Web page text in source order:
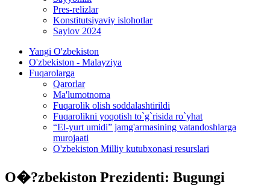
Pres-relizlar
Konstitutsiyaviy islohotlar
Saylov 2024
Yangi O'zbekiston
O'zbekiston - Malayziya
Fuqarolarga
Qarorlar
Ma'lumotnoma
Fuqarolik olish soddalashtirildi
Fuqarolikni yoqotish to`g`risida ro`yhat
“El-yurt umidi” jamg'armasining vatandoshlarga
murojaati
O'zbekiston Milliy kutubxonasi resurslari
O�?zbekiston Prezidenti: Bugungi